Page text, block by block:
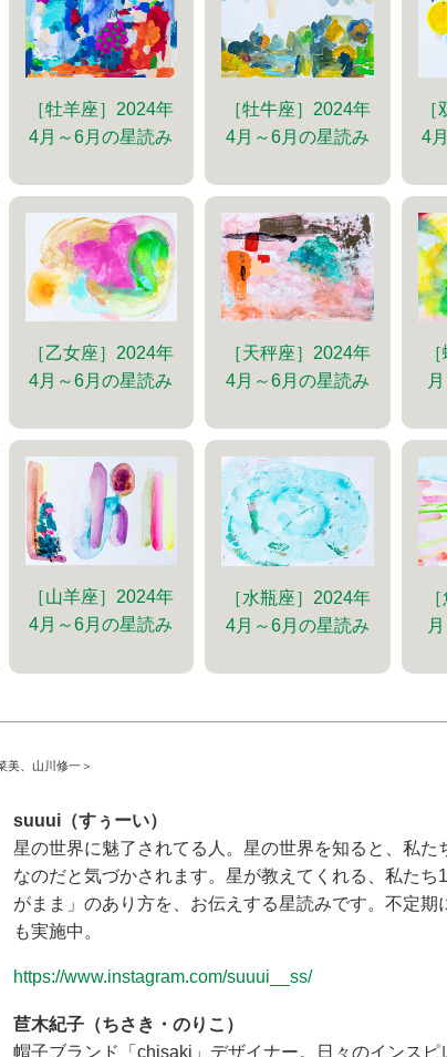
［牡羊座］2024年
4月～6月の星読み
［牡牛座］2024年
4月～6月の星読み
4
［乙女座］2024年
4月～6月の星読み
［天秤座］2024年
4月～6月の星読み
［山羊座］2024年
4月～6月の星読み
［水瓶座］2024年
4月～6月の星読み
美、山川修一＞
suuui（すぅーい）
星の世界に魅了されてる人。星の世界を知ると、私た
なのだと気づかされます。星が教えてくれる、私たち
がまま」のあり方を、お伝えする星読みです。不定期
も実施中。
https://www.instagram.com/suuui__ss/
苣木紀子（ちさき・のりこ）
帽子ブランド「chisaki」デザイナー。日々のインスピ